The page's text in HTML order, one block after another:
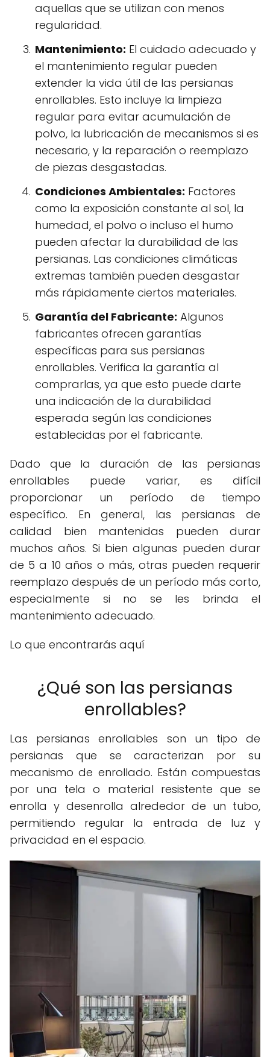
aquellas que se utilizan con menos
regularidad.
Mantenimiento: El cuidado adecuado y
el mantenimiento regular pueden
extender la vida útil de las persianas
enrollables. Esto incluye la limpieza
regular para evitar acumulación de
polvo, la lubricación de mecanismos si es
necesario, y la reparación o reemplazo
de piezas desgastadas.
Condiciones Ambientales: Factores
como la exposición constante al sol, la
humedad, el polvo o incluso el humo
pueden afectar la durabilidad de las
persianas. Las condiciones climáticas
extremas también pueden desgastar
más rápidamente ciertos materiales.
Garantía del Fabricante: Algunos
fabricantes ofrecen garantías
específicas para sus persianas
enrollables. Verifica la garantía al
comprarlas, ya que esto puede darte
una indicación de la durabilidad
esperada según las condiciones
establecidas por el fabricante.
Dado que la duración de las persianas
enrollables puede variar, es difícil
proporcionar un período de tiempo
específico. En general, las persianas de
calidad bien mantenidas pueden durar
muchos años. Si bien algunas pueden durar
de 5 a 10 años o más, otras pueden requerir
reemplazo después de un período más corto,
especialmente si no se les brinda el
mantenimiento adecuado.
Lo que encontrarás aquí
¿Qué son las persianas
enrollables?
Las persianas enrollables son un tipo de
persianas que se caracterizan por su
mecanismo de enrollado. Están compuestas
por una tela o material resistente que se
enrolla y desenrolla alrededor de un tubo,
permitiendo regular la entrada de luz y
privacidad en el espacio.